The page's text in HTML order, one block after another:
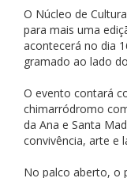
O Núcleo de
para mais uma
acontecerá no dia
gramado ao lado
O evento contará
chimarródromo
da Ana e Santa
convivência, arte e
No palco aberto, o